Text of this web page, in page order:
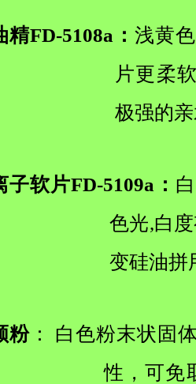
精FD-5108a：浅黄
片更柔
极强的
子软片FD-5109a：
色光,白
变硅油拼
粉： 白色粉末状固
性，可免